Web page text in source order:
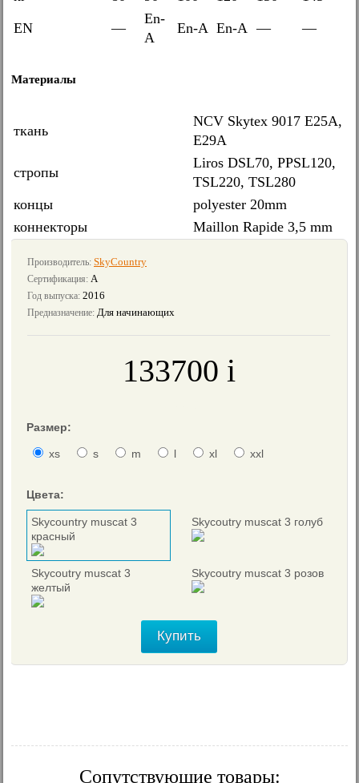
EN
—
En-
A
En-A En-A — —
Материалы
ткань
NCV Skytex 9017 E25A,
E29A
стропы
Liros DSL70, PPSL120,
TSL220, TSL280
концы
polyester 20mm
коннекторы
Maillon Rapide 3,5 mm
Производитель: SkyCountry
Сертификация: A
Год выпуска: 2016
Предназначение: Для начинающих
133700 i
Размер:
xs s m l xl xxl
Цвета:
Skycountry muscat 3
красный
Skycoutry muscat 3 голуб
Skycoutry muscat 3
желтый
Skycoutry muscat 3 розов
Купить
Сопутствующие товары: